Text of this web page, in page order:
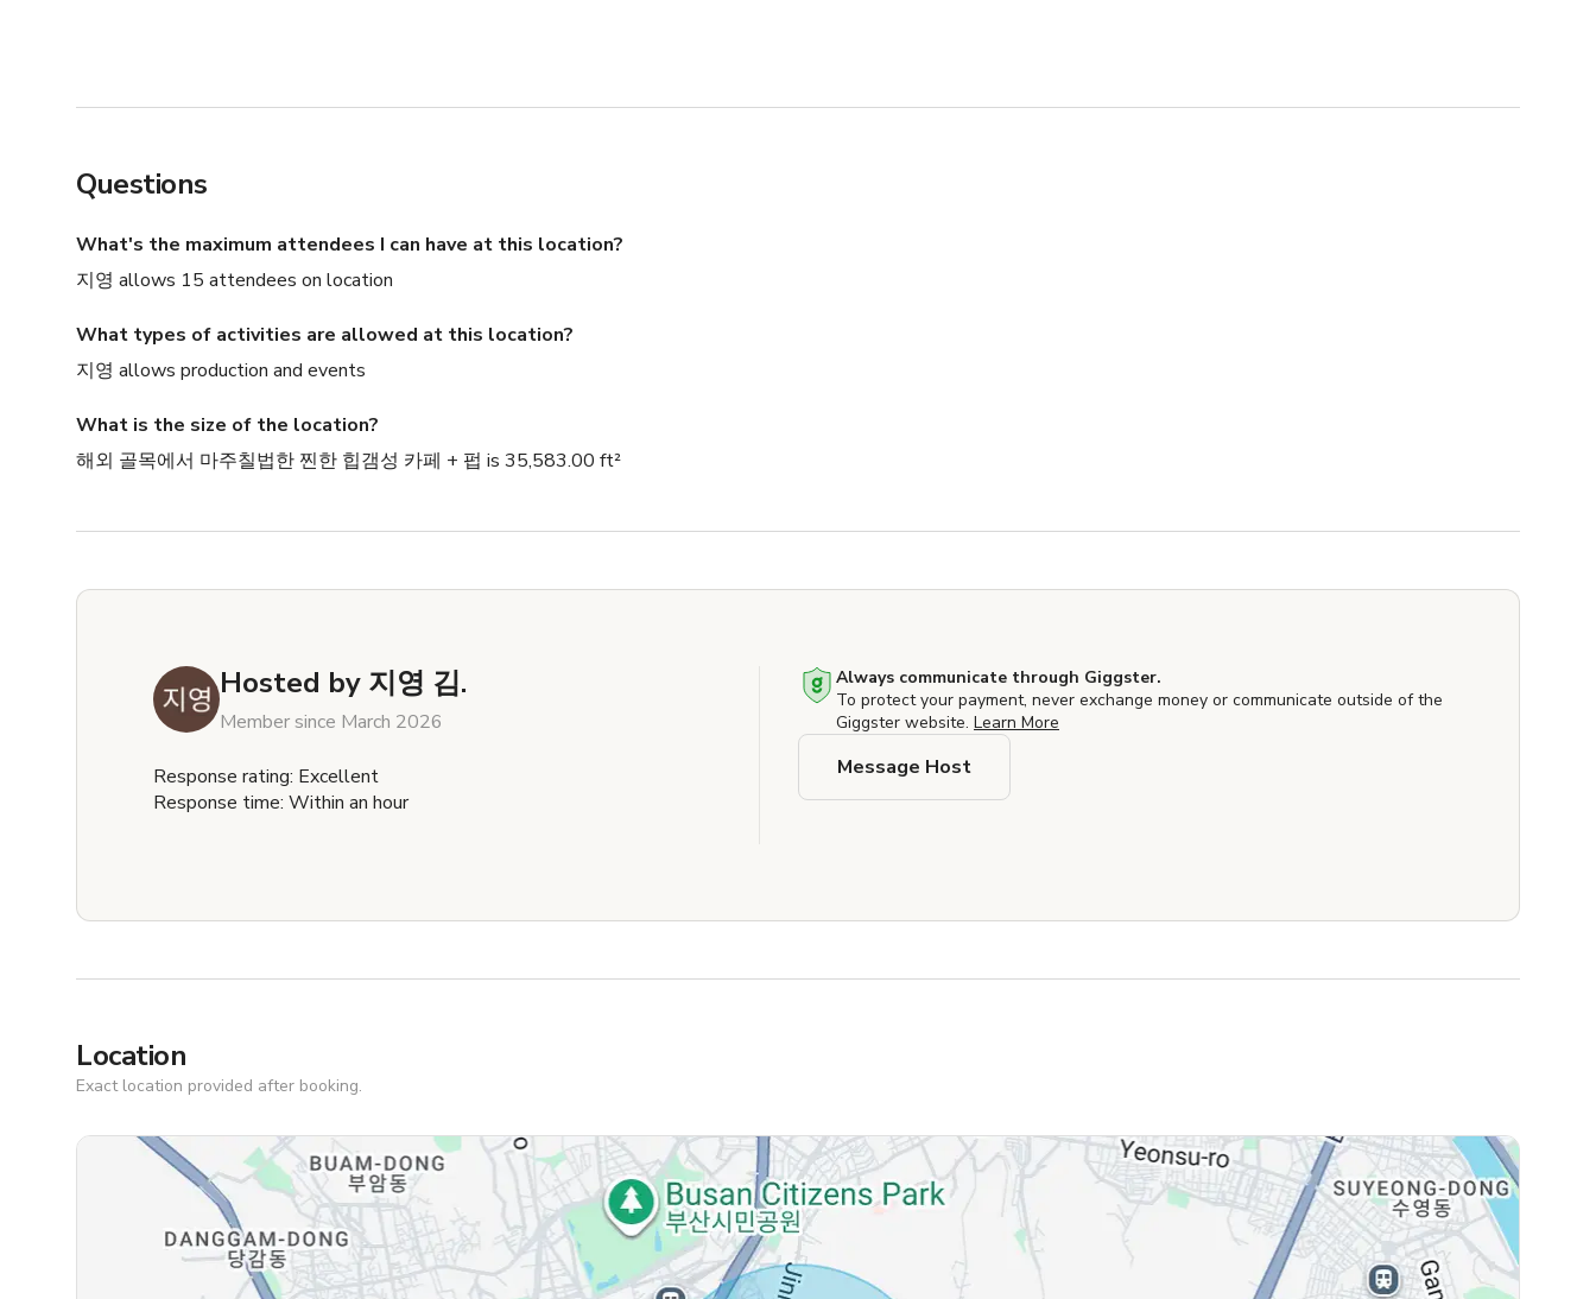
Questions
What's the maximum attendees I can have at this location?
지영 allows 15 attendees on location
What types of activities are allowed at this location?
지영 allows production and events
What is the size of the location?
해외 골목에서 마주칠법한 찐한 힙갬성 카페 + 펍 is 35,583.00 ft²
Hosted by 지영 김.
Member since March 2026
Response rating: Excellent
Response time: Within an hour
Always communicate through Giggster.
To protect your payment, never exchange money or communicate outside of the
Giggster website. Learn More
Message Host
Location
Exact location provided after booking.